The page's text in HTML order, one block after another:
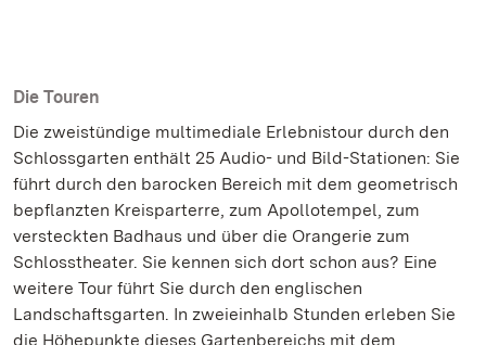
Die Touren
Die zweistündige multimediale Erlebnistour durch den
Schlossgarten enthält 25 Audio- und Bild-Stationen: Sie
führt durch den barocken Bereich mit dem geometrisch
bepflanzten Kreisparterre, zum Apollotempel, zum
versteckten Badhaus und über die Orangerie zum
Schlosstheater. Sie kennen sich dort schon aus? Eine
weitere Tour führt Sie durch den englischen
Landschaftsgarten. In zweieinhalb Stunden erleben Sie
die Höhepunkte dieses Gartenbereichs mit dem